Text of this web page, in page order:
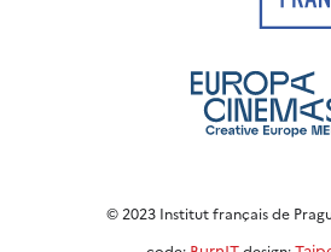
© 2023 Institut français de